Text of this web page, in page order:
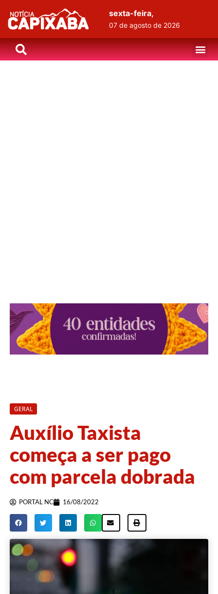
sexta-feira,
07 de agosto de 2026
GERAL
Auxílio Taxista
começa a ser pago
com parcela dobrada
PORTAL NC 16/08/2022